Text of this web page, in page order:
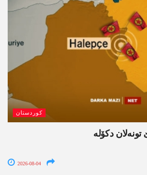
کوردستان
دکۆلە
2026-08-04